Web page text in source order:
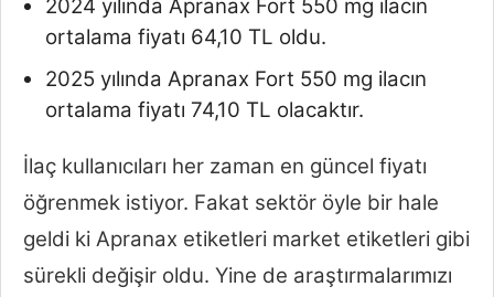
2024 yılında Apranax Fort 550 mg ilacın
ortalama fiyatı 64,10 TL oldu.
2025 yılında Apranax Fort 550 mg ilacın
ortalama fiyatı 74,10 TL olacaktır.
İlaç kullanıcıları her zaman en güncel fiyatı
öğrenmek istiyor. Fakat sektör öyle bir hale
geldi ki Apranax etiketleri market etiketleri gibi
sürekli değişir oldu. Yine de araştırmalarımızı